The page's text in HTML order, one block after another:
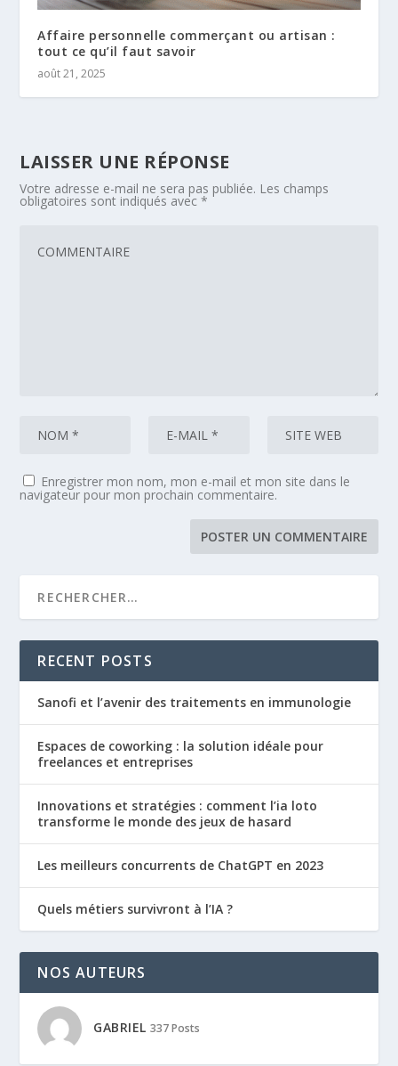
Affaire personnelle commerçant ou artisan :
tout ce qu’il faut savoir
août 21, 2025
LAISSER UNE RÉPONSE
Votre adresse e-mail ne sera pas publiée. Les champs
obligatoires sont indiqués avec*
Enregistrer mon nom, mon e-mail et mon site dans le
navigateur pour mon prochain commentaire.
RECENT POSTS
Sanofi et l’avenir des traitements en immunologie
Espaces de coworking : la solution idéale pour
freelances et entreprises
Innovations et stratégies : comment l’ia loto
transforme le monde des jeux de hasard
Les meilleurs concurrents de ChatGPT en 2023
Quels métiers survivront à l’IA ?
NOS AUTEURS
GABRIEL 337 Posts